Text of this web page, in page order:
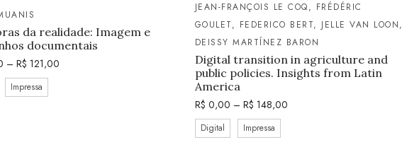
da realidade: Imagem e
documentais
– R$ 121,00
Impressa
JEAN-FRANÇOIS LE COQ, FRÉDÉRIC
GOULET, FEDERICO BERT, JELLE VAN LOON,
DEISSY MARTÍNEZ BARON
Digital transition in agriculture and
public policies. Insights from Latin
America
R$ 0,00 – R$ 148,00
Digital Impressa